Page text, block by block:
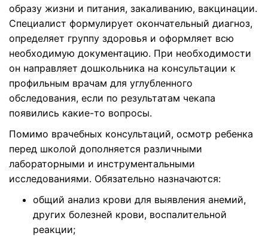
образу жизни и питания, закаливанию, вакцинации.
Специалист формулирует окончательный диагноз,
определяет группу здоровья и оформляет всю
необходимую документацию. При необходимости
он направляет дошкольника на консультации к
профильным врачам для углубленного
обследования, если по результатам чекапа
появились какие-то вопросы.
Помимо врачебных консультаций, осмотр ребенка
перед школой дополняется различными
лабораторными и инструментальными
исследованиями. Обязательно назначаются:
общий анализ крови для выявления анемий,
других болезней крови, воспалительной
реакции;